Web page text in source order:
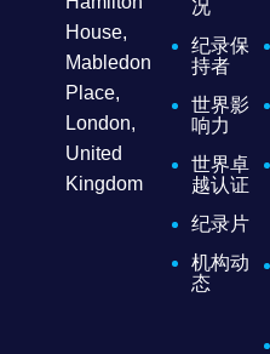
House,
Mabledon
Place,
London,
United
Kingdom
况
纪录保
持者
世界影
响力
世界卓
越认证
纪录片
机构动
态